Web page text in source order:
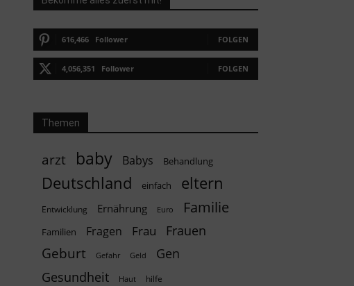
616,466 Follower FOLGEN
4,056,351 Follower FOLGEN
Themen
arzt baby Babys Behandlung
Deutschland einfach eltern
Entwicklung Ernährung Euro Familie
Familien Fragen Frau Frauen
Geburt Gefahr Geld
Gen
Gesundheit
Haut hilfe